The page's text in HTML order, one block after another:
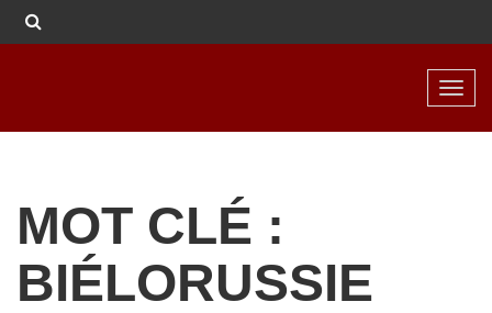
MOT CLÉ :
BIÉLORUSSIE